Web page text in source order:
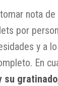
nota de
por
y a
En
su gratinado